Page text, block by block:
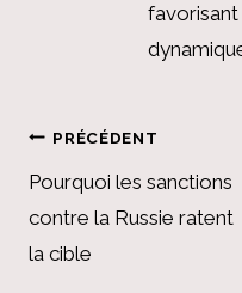
de
l’article
PRÉCÉDENT
Pourquoi les sanctions
contre la Russie ratent
la cible